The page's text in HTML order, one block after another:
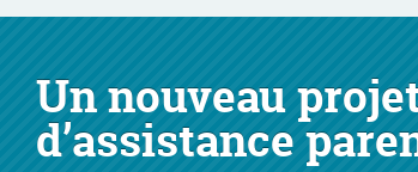
Un nouveau
d’assistance